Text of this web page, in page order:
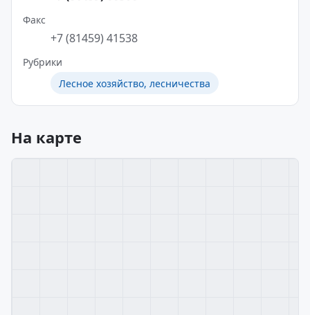
Факс
+7 (81459) 41538
Рубрики
Лесное хозяйство, лесничества
На карте